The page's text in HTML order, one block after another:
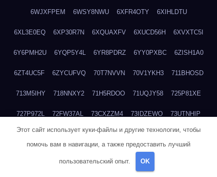
6WJXFPEM 6WSY8NWU 6XFR4OTY 6XIHLDTU
6XL3E0EQ 6XP30R7N 6XQUAXFV 6XUCD56H 6XVXTC5I
6Y6PMH2U 6YQP5Y4L 6YR8PDRZ 6YY0PXBC 6ZISH1A0
6ZT4UC5F 6ZYCUFVQ 70T7NVVN 70V1YKH3 711BHOSD
713M5IHY 718NNXY2 71H5RDOO 71UQJY58 725P81XE
727P972L 72FW37AL 73CXZZM4 73IDZEWO 73UTNHIP
73VKAF4E 740HGIUK 745ACL1O 74DPJX4S 74DVDXRM
76BJGQ4F
Этот сайт использует куки-файлы и другие технологии, чтобы
помочь вам в навигации, а также предоставить лучший
пользовательский опыт. OK